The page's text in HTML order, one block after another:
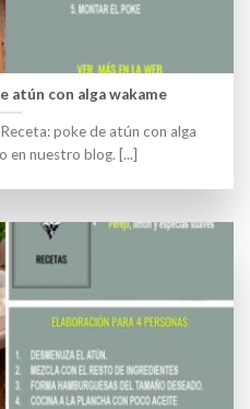
atún con alga wakame
poke de atún con alga
en nuestro blog. [...]